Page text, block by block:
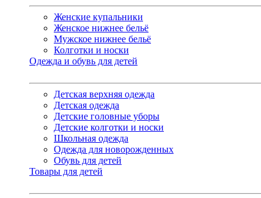
Женские купальники
Женское нижнее бельё
Мужское нижнее бельё
Колготки и носки
Одежда и обувь для детей
Детская верхняя одежда
Детская одежда
Детские головные уборы
Детские колготки и носки
Школьная одежда
Одежда для новорожденных
Обувь для детей
Товары для детей